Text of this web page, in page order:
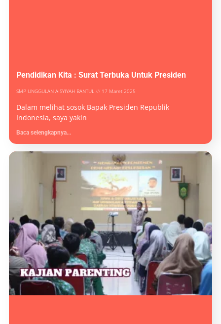
Pendidikan Kita : Surat Terbuka Untuk Presiden
SMP UNGGULAN AISYIYAH BANTUL 17 Maret 2025
Dalam melihat sosok Bapak Presiden Republik
Indonesia, saya yakin
Baca selengkapnya...